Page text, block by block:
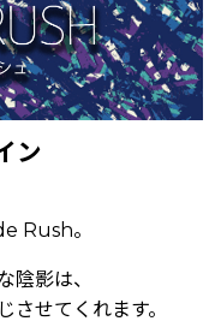
ン
Rush。
陰影は、
せてくれます。